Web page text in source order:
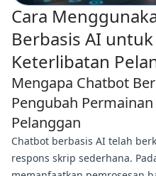
Cara
Berbasis AI
Keterlibatan
Mengapa Chatbot
Pengubah
Pelanggan
Chatbot berbasis AI telah
respons skrip sederhana.